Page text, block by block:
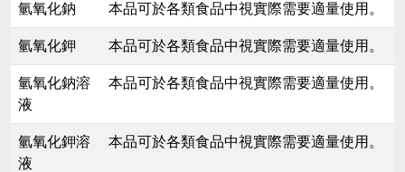
氫氧化鈉 本品可於各類食品中視實際需要適量使用。
氫氧化鉀 本品可於各類食品中視實際需要適量使用。
氫氧化鈉溶
液
本品可於各類食品中視實際需要適量使用。
氫氧化鉀溶
液
本品可於各類食品中視實際需要適量使用。